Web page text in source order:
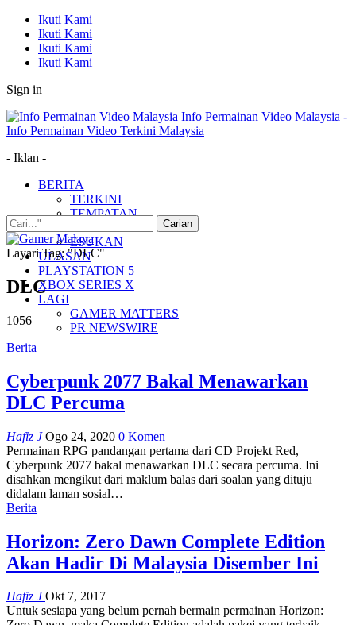
Ikuti Kami
Ikuti Kami
Ikuti Kami
Ikuti Kami
Sign in
Info Permainan Video Malaysia -
Info Permainan Video Terkini Malaysia
- Iklan -
BERITA
TERKINI
TEMPATAN
ESUKAN
ULASAN
PLAYSTATION 5
XBOX SERIES X
LAGI
GAMER MATTERS
PR NEWSWIRE
Layari Tag: "DLC"
DLC
1056
Berita
Cyberpunk 2077 Bakal Menawarkan
DLC Percuma
Hafiz JOgo 24, 2020 0 Komen
Permainan RPG pandangan pertama dari CD Projekt Red,
Cyberpunk 2077 bakal menawarkan DLC secara percuma. Ini
disahkan mengikut dari maklum balas dari soalan yang dituju
didalam laman sosial…
Berita
Horizon: Zero Dawn Complete Edition
Akan Hadir Di Malaysia Disember Ini
Hafiz JOkt 7, 2017
Untuk sesiapa yang belum pernah bermain permainan Horizon: